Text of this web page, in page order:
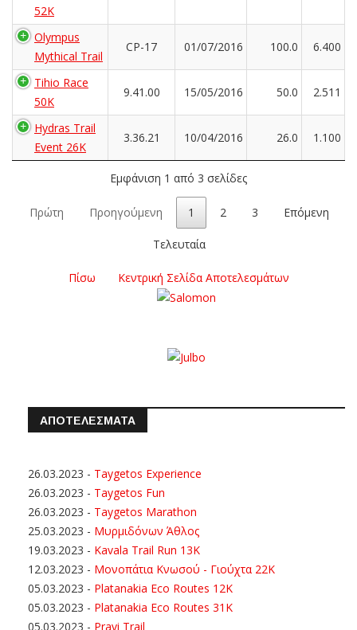
52K
Olympus
Mythical Trail
CP-17 01/07/2016 100.0 6.400
Tihio Race
50K
9.41.00 15/05/2016 50.0 2.511
Hydras Trail
Event 26K
3.36.21 10/04/2016 26.0 1.100
Εμφάνιση 1 από 3 σελίδες
Πρώτη Προηγούμενη 1 2 3 Επόμενη
Τελευταία
Πίσω Κεντρική Σελίδα Αποτελεσμάτων
ΑΠΟΤΕΛΕΣΜΑΤΑ
26.03.2023 - Taygetos Experience
26.03.2023 - Taygetos Fun
26.03.2023 - Taygetos Marathon
25.03.2023 - Μυρμιδόνων Άθλος
19.03.2023 - Kavala Trail Run 13K
12.03.2023 - Μονοπάτια Κνωσού - Γιούχτα 22Κ
05.03.2023 - Platanakia Eco Routes 12K
05.03.2023 - Platanakia Eco Routes 31K
05.03.2023 - Pravi Trail